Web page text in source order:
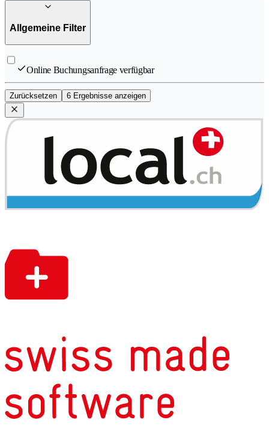
Allgemeine Filter
Online Buchungsanfrage verfügbar
Zurücksetzen 6 Ergebnisse anzeigen